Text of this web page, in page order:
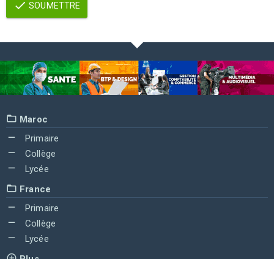
SOUMETTRE
Maroc
Primaire
Collège
Lycée
France
Primaire
Collège
Lycée